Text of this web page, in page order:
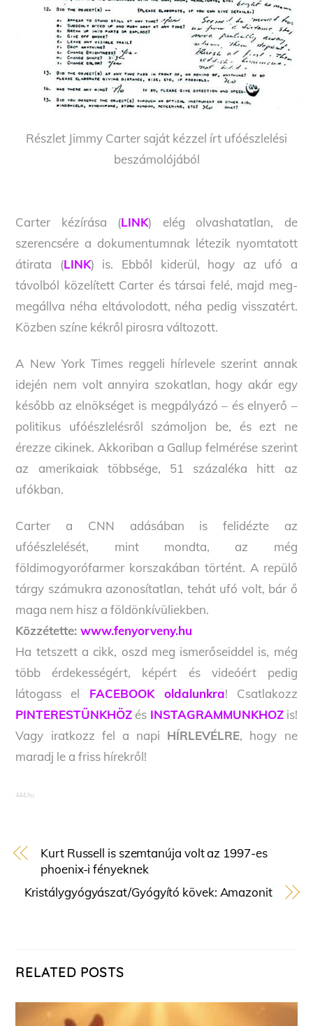
Részlet Jimmy Carter saját kézzel írt ufóészlelési
beszámolójából
Carter kézírása (LINK) elég olvashatatlan, de
szerencsére a dokumentumnak létezik nyomtatott
átirata (LINK) is. Ebből kiderül, hogy az ufó a
távolból közelített Carter és társai felé, majd meg-
megállva néha eltávolodott, néha pedig visszatért.
Közben színe kékről pirosra változott.
A New York Times reggeli hírlevele szerint annak
idején nem volt annyira szokatlan, hogy akár egy
később az elnökséget is megpályázó – és elnyerő –
politikus ufóészlelésről számoljon be, és ezt ne
érezze cikinek. Akkoriban a Gallup felmérése szerint
az amerikaiak többsége, 51 százaléka hitt az
ufókban.
Carter a CNN adásában is felidézte az
ufóészlelését, mint mondta, az még
földimogyorófarmer korszakában történt. A repülő
tárgy számukra azonosítatlan, tehát ufó volt, bár ő
maga nem hisz a földönkívüliekben.
Közzétette:www.fenyorveny.hu
Ha tetszett a cikk, oszd meg ismerőseiddel is, még
több érdekességért, képért és videóért pedig
látogass el FACEBOOK oldalunkra! Csatlakozz
PINTERESTÜNKHÖZ és INSTAGRAMMUNKHOZis!
Vagy iratkozz fel a napi HÍRLEVÉLRE, hogy ne
maradj le a friss hírekről!
444.hu
Kurt Russell is szemtanúja volt az 1997-es
phoenix-i fényeknek
Kristálygyógyászat/Gyógyító kövek: Amazonit
RELATED POSTS